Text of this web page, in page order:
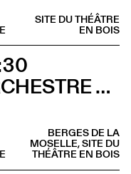
SITE DU THÉÂTRE
EN BOIS
ORCHESTRE TOUT PUISSANT MARCEL DUCHAMP
BERGES DE LA
MOSELLE, SITE DU
THÉÂTRE EN BOIS